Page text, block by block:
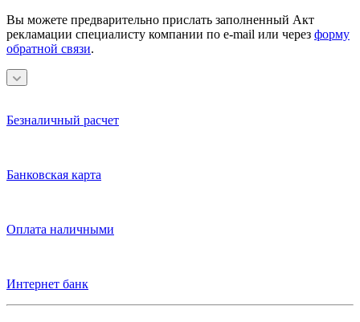
Вы можете предварительно прислать заполненный Акт
рекламации специалисту компании по e-mail или через форму
обратной связи.
Безналичный расчет
Банковская карта
Оплата наличными
Интернет банк